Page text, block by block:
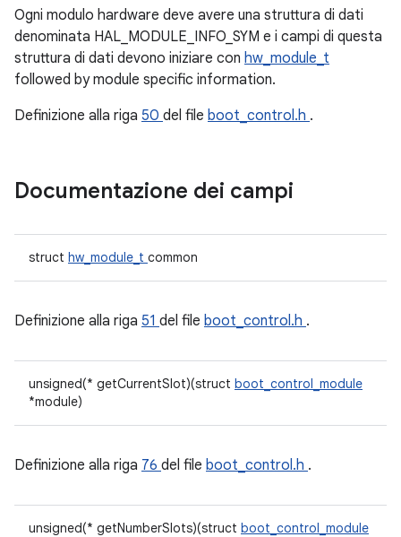
Ogni modulo hardware deve avere una struttura di dati
denominata HAL_MODULE_INFO_SYM e i campi di questa
struttura di dati devono iniziare con hw_module_t
followed by module specific information.
Definizione alla riga 50 del file boot_control.h .
Documentazione dei campi
struct hw_module_t common
Definizione alla riga 51 del file boot_control.h .
unsigned(* getCurrentSlot)(struct boot_control_module
*module)
Definizione alla riga 76 del file boot_control.h .
unsigned(* getNumberSlots)(struct boot_control_module